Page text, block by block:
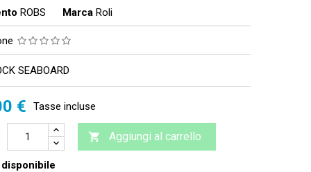
ROBS Marca Roli
SEABOARD
€ Tasse incluse
 Aggiungi al carrello
disponibile